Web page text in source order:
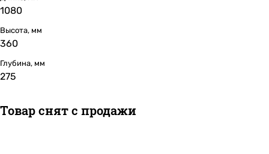
1080
Высота, мм
360
Глубина, мм
275
Товар снят с продажи